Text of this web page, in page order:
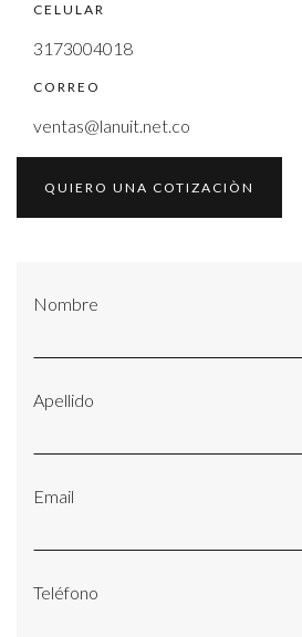
CELULAR
3173004018
CORREO
ventas@lanuit.net.co
QUIERO UNA COTIZACIÒN
Nombre
Apellido
Email
Teléfono